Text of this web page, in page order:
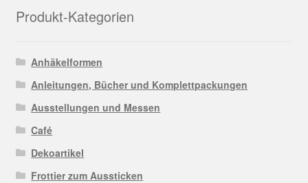
Produkt-Kategorien
Anhäkelformen
Anleitungen, Bücher und Komplettpackungen
Ausstellungen und Messen
Café
Dekoartikel
Frottier zum Aussticken